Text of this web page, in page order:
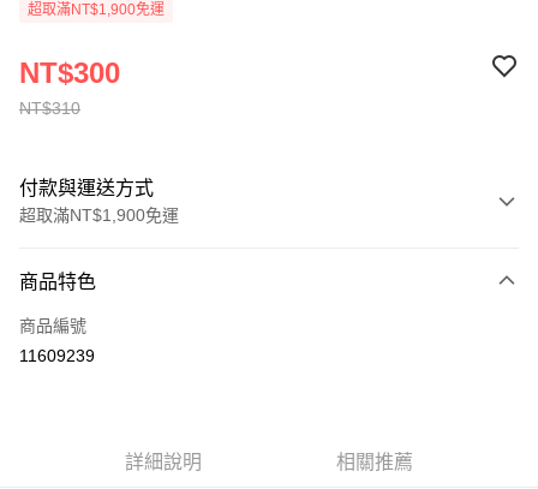
超取滿NT$1,900免運
NT$310
NT$300
付款與運送方式
超取滿NT$1,900免運
信用卡一次付款
超商取貨付款
商品特色
商品編號
11609239
詳細說明 相關推薦